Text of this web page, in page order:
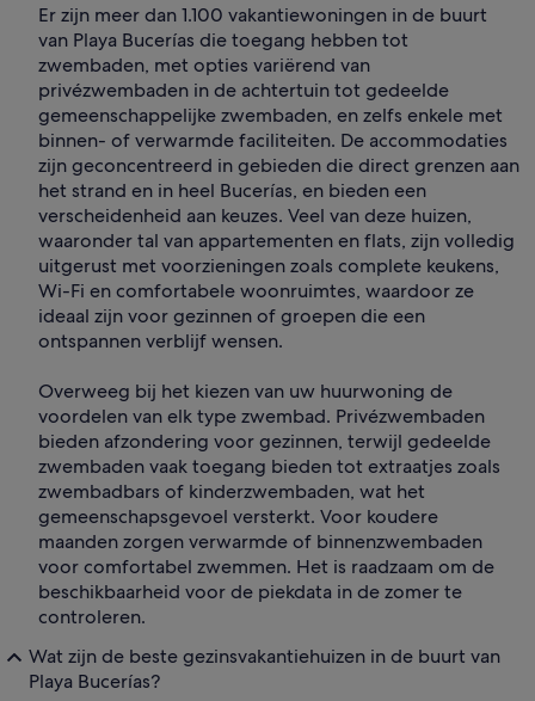
Er zijn meer dan 1.100 vakantiewoningen in de buurt
van Playa Bucerías die toegang hebben tot
zwembaden, met opties variërend van
privézwembaden in de achtertuin tot gedeelde
gemeenschappelijke zwembaden, en zelfs enkele met
binnen- of verwarmde faciliteiten. De accommodaties
zijn geconcentreerd in gebieden die direct grenzen aan
het strand en in heel Bucerías, en bieden een
verscheidenheid aan keuzes. Veel van deze huizen,
waaronder tal van appartementen en flats, zijn volledig
uitgerust met voorzieningen zoals complete keukens,
Wi-Fi en comfortabele woonruimtes, waardoor ze
ideaal zijn voor gezinnen of groepen die een
ontspannen verblijf wensen.
Overweeg bij het kiezen van uw huurwoning de
voordelen van elk type zwembad. Privézwembaden
bieden afzondering voor gezinnen, terwijl gedeelde
zwembaden vaak toegang bieden tot extraatjes zoals
zwembadbars of kinderzwembaden, wat het
gemeenschapsgevoel versterkt. Voor koudere
maanden zorgen verwarmde of binnenzwembaden
voor comfortabel zwemmen. Het is raadzaam om de
beschikbaarheid voor de piekdata in de zomer te
controleren.
Wat zijn de beste gezinsvakantiehuizen in de buurt van
Playa Bucerías?